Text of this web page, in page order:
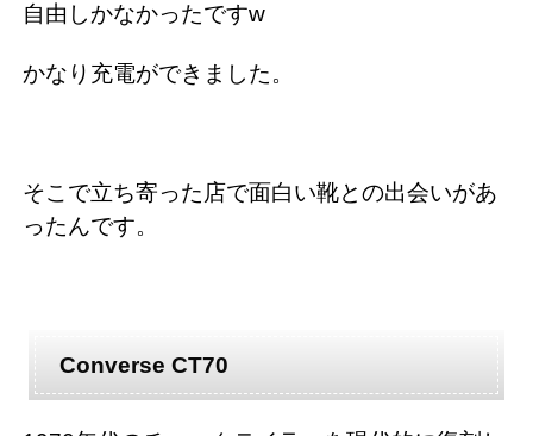
自由しかなかったですw
かなり充電ができました。
そこで立ち寄った店で面白い靴との出会いがあ
ったんです。
Converse CT70